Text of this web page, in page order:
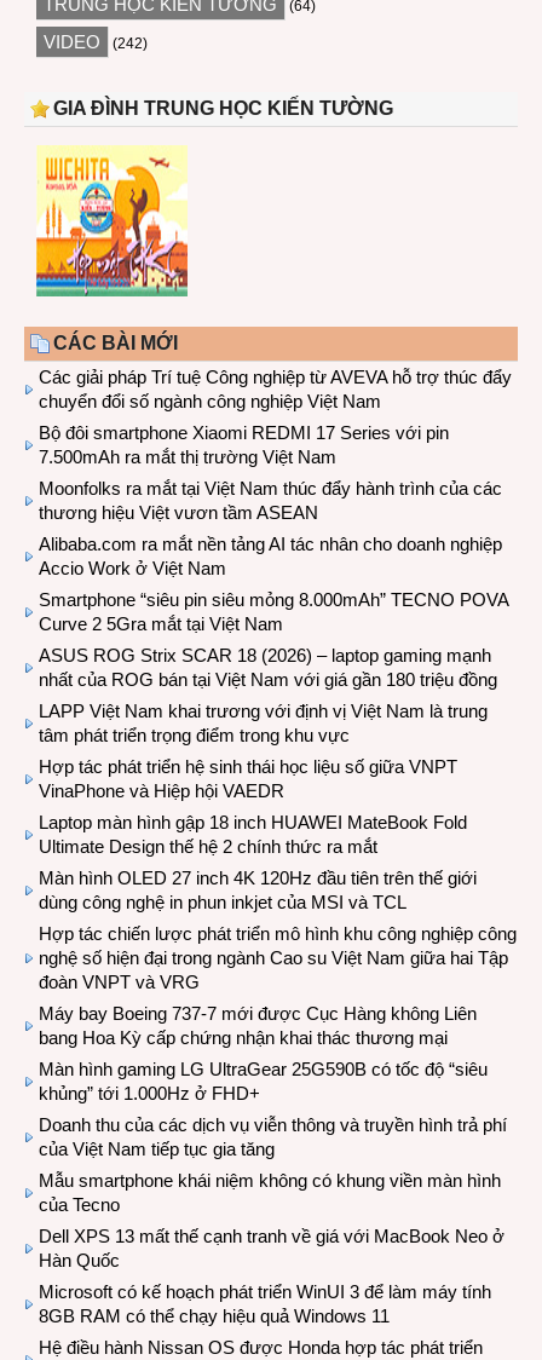
TRUNG HỌC KIẾN TƯỜNG (64)
VIDEO (242)
GIA ĐÌNH TRUNG HỌC KIẾN TƯỜNG
CÁC BÀI MỚI
Các giải pháp Trí tuệ Công nghiệp từ AVEVA hỗ trợ thúc đẩy
chuyển đổi số ngành công nghiệp Việt Nam
Bộ đôi smartphone Xiaomi REDMI 17 Series với pin
7.500mAh ra mắt thị trường Việt Nam
Moonfolks ra mắt tại Việt Nam thúc đẩy hành trình của các
thương hiệu Việt vươn tầm ASEAN
Alibaba.com ra mắt nền tảng AI tác nhân cho doanh nghiệp
Accio Work ở Việt Nam
Smartphone “siêu pin siêu mỏng 8.000mAh” TECNO POVA
Curve 2 5Gra mắt tại Việt Nam
ASUS ROG Strix SCAR 18 (2026) – laptop gaming mạnh
nhất của ROG bán tại Việt Nam với giá gần 180 triệu đồng
LAPP Việt Nam khai trương với định vị Việt Nam là trung
tâm phát triển trọng điểm trong khu vực
Hợp tác phát triển hệ sinh thái học liệu số giữa VNPT
VinaPhone và Hiệp hội VAEDR
Laptop màn hình gập 18 inch HUAWEI MateBook Fold
Ultimate Design thế hệ 2 chính thức ra mắt
Màn hình OLED 27 inch 4K 120Hz đầu tiên trên thế giới
dùng công nghệ in phun inkjet của MSI và TCL
Hợp tác chiến lược phát triển mô hình khu công nghiệp công
nghệ số hiện đại trong ngành Cao su Việt Nam giữa hai Tập
đoàn VNPT và VRG
Máy bay Boeing 737-7 mới được Cục Hàng không Liên
bang Hoa Kỳ cấp chứng nhận khai thác thương mại
Màn hình gaming LG UltraGear 25G590B có tốc độ “siêu
khủng” tới 1.000Hz ở FHD+
Doanh thu của các dịch vụ viễn thông và truyền hình trả phí
của Việt Nam tiếp tục gia tăng
Mẫu smartphone khái niệm không có khung viền màn hình
của Tecno
Dell XPS 13 mất thế cạnh tranh về giá với MacBook Neo ở
Hàn Quốc
Microsoft có kế hoạch phát triển WinUI 3 để làm máy tính
8GB RAM có thể chạy hiệu quả Windows 11
Hệ điều hành Nissan OS được Honda hợp tác phát triển